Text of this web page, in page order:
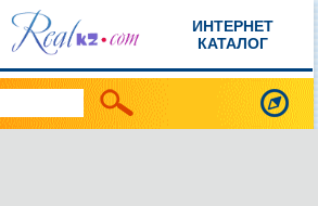
ИНТЕРНЕТ
КАТАЛОГ